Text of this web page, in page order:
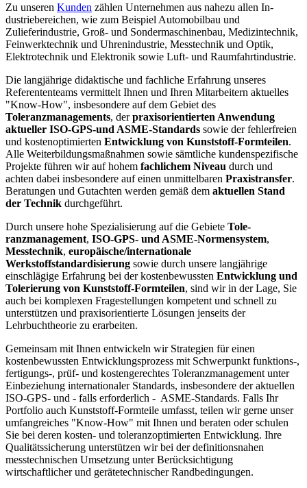
Zu unseren Kunden zählen Unternehmen aus nahezu allen In­
dustriebereichen, wie zum Beispiel Auto­mo­bilbau und
Zulieferindustrie, Groß- und Sondermaschi­nen­bau, Medizintechnik,
Feinwerktechnik und Uhrenindust­rie, Messtechnik und Optik,
Elektrotechnik und Elektro­nik sowie Luft- und Raumfahrtindustrie.
Die langjäh­rige didaktische und fachliche Erfahrung unse­res
Referententeams vermittelt Ihnen und Ihren Mitarbeitern aktuelles
"Know-How", insbesondere auf dem Gebiet des
Toleranzmanagements, derpraxisorientierten Anwendung
aktueller ISO-GPS-und ASME-Standards sowie der fehlerfreien
und kostenoptimierten Entwicklung von Kunststoff-Formteilen.
Alle Weiterbildungsmaßnahmen sowie sämtliche kundenspezifische
Projekte führen wir auf hohem fachlichem Niveau durch und
achten dabei insbesondere auf einen unmittelbaren Praxistransfer.
Beratungen und Gutach­ten werden gemäß dem aktuellen Stand
der Technik durchgeführt.
Durch unsere hohe Spezialisierung auf die Gebiete Tole­
ranzmanage­ment, ISO-GPS- und ASME-Normensystem,
Messtechnik, europäi­sche/internationale
Werkstoffstandardisierung sowie durch unsere lang­jährige
einschlägige Erfahrung bei der kostenbewussten Entwicklung und
Tolerierung von Kunststoff-Formteilen, sind wir in der Lage, Sie
auch bei komple­xen Fragestellungen kompetent und schnell zu
unter­stützen und praxisorientierte Lösungen jenseits der
Lehrbuchtheorie zu erarbeiten.
Gemeinsam mit Ihnen entwickeln wir Strategien für einen
kostenbewussten Entwicklungsprozess mit Schwerpunkt funkti­ons-,
ferti­gungs-, prüf- und kostengerechtes Tole­ranzma­nagement unter
Einbezie­hung internationaler Stan­dards, insbesondere der aktuellen
ISO-GPS- und - falls erforderlich - ASME-Standards. Falls Ihr
Portfolio auch Kunststoff-Formteile umfasst, teilen wir gerne unser
umfangreiches "Know-How" mit Ihnen und beraten oder schulen
Sie bei deren kosten- und toleranzoptimierten Entwicklung. Ihre
Qualitäts­siche­rung unterstützen wir bei der definiti­onsnahen
messtechnischen Umsetzung unter Berücksichti­gung
wirtschaftlicher und gerätetechnischer Randbedingun­gen.